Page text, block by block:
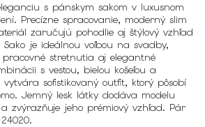
s pánskym sakom v luxusnom
Precízne spracovanie, moderný slim
zaručujú pohodlie aj štýlový vzhľad
je ideálnou voľbou na svadby,
pracovné stretnutia aj elegantné
s vestou, bielou košeľou a
sofistikovaný outfit, ktorý pôsobí
Jemný lesk látky dodáva modelu
zvýrazňuje jeho prémiový vzhľad. Pár